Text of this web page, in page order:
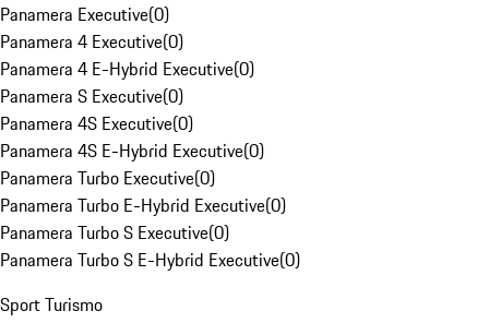
Panamera Executive(0)
Panamera 4 Executive(0)
Panamera 4 E-Hybrid Executive(0)
Panamera S Executive(0)
Panamera 4S Executive(0)
Panamera 4S E-Hybrid Executive(0)
Panamera Turbo Executive(0)
Panamera Turbo E-Hybrid Executive(0)
Panamera Turbo S Executive(0)
Panamera Turbo S E-Hybrid Executive(0)
Sport Turismo